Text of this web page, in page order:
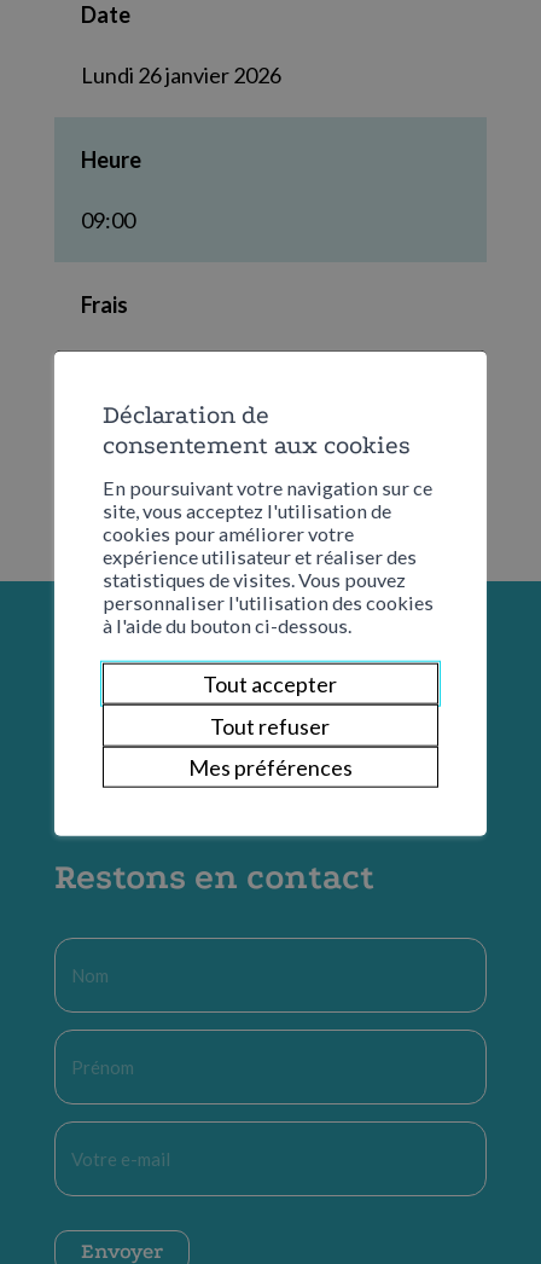
Date
Lundi 26 janvier 2026
Heure
09:00
Frais
Restons en contact
Nom
Prénom
E-
mail
CAPTCHA
Envoyer
Déclaration de
consentement aux cookies
En poursuivant votre navigation sur ce
site, vous acceptez l'utilisation de
cookies pour améliorer votre
expérience utilisateur et réaliser des
statistiques de visites. Vous pouvez
personnaliser l'utilisation des cookies
à l'aide du bouton ci-dessous.
Tout accepter
Tout refuser
Mes préférences